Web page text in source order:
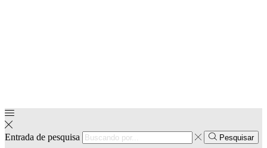
Entrada de pesquisa Pesquisar